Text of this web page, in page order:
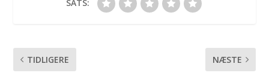
SATS:
TIDLIGERE NÆSTE